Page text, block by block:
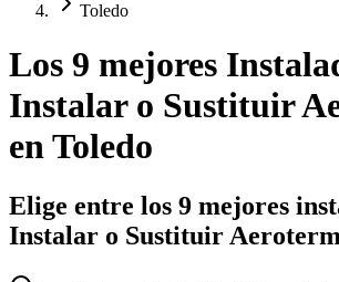
Toledo
Los 9 mejores
Instalar o Sustituir
enToledo
Elige entre los 9 mejores
Instalar o Sustituir